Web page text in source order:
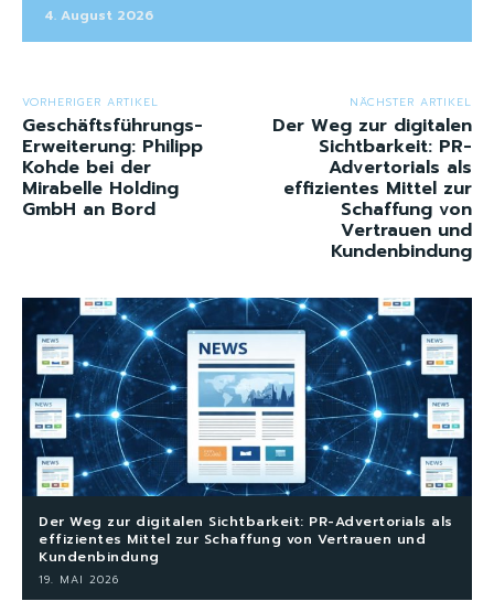
4. August 2026
VORHERIGER ARTIKEL
Geschäftsführungs-
Erweiterung: Philipp
Kohde bei der
Mirabelle Holding
GmbH an Bord
NÄCHSTER ARTIKEL
Der Weg zur digitalen
Sichtbarkeit: PR-
Advertorials als
effizientes Mittel zur
Schaffung von
Vertrauen und
Kundenbindung
Der Weg zur digitalen Sichtbarkeit: PR-Advertorials als
effizientes Mittel zur Schaffung von Vertrauen und
Kundenbindung
19. MAI 2026